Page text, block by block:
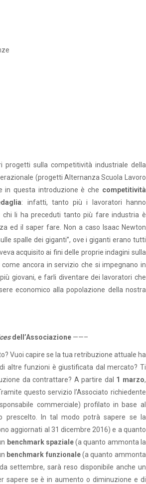
sulla competitività industriale della
(progetti Alternanza Scuola Lavoro
in questa introduzione è che competitività
: infatti, tanto più i lavoratori hanno
chi li ha preceduti tanto più fare industria è
ed il saper fare. Non a caso Isaac Newton
spalle dei giganti”, ove i giganti erano tutti
acquisito ai fini delle proprie indagini sulla
come ancora in servizio che si impegnano in
giovani, e farli diventare dei lavoratori che
economico alla popolazione della nostra
dell’Associazione ——–
Vuoi capire se la tua retribuzione attuale ha
altre funzioni è giustificata dal mercato? Ti
da contrattare? A partire dal 1 marzo,
questo servizio l’Associato richiedente
commerciale) profilato in base al
prescelto. In tal modo potrà sapere se la
aggiornati al 31 dicembre 2016) e a quanto
benchmark spaziale(a quanto ammonta la
benchmark funzionale(a quanto ammonta
settembre, sarà reso disponibile anche un
sapere se è in aumento o diminuzione e di